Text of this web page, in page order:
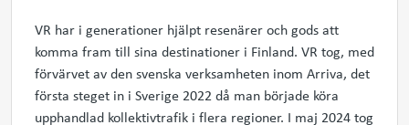
VR har i generationer hjälpt resenärer och gods att
komma fram till sina destinationer i Finland. VR tog, med
förvärvet av den svenska verksamheten inom Arriva, det
första steget in i Sverige 2022 då man började köra
upphandlad kollektivtrafik i flera regioner. I maj 2024 tog